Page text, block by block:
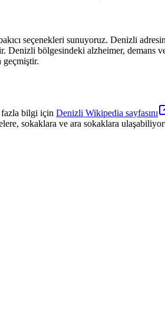
seçenekleri sunuyoruz. Denizli
Denizli bölgesindeki alzheimer, demans
geçmiştir.
fazla bilgi için Denizli Wikipedia sayfasını
sokaklara ve ara sokaklara